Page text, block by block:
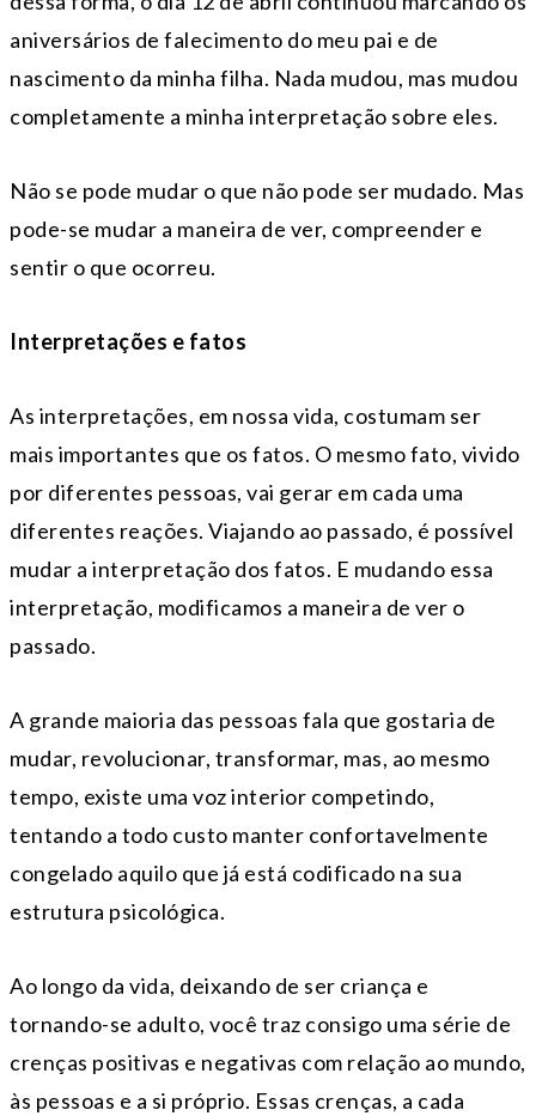
aniversários de falecimento do meu pai e de
nascimento da minha filha. Nada mudou, mas mudou
com­ple­tamente a minha interpretação sobre eles.
Não se pode mudar o que não pode ser mudado. Mas
pode-se mudar a maneira de ver, compreender e
sentir o que ocorreu.
Interpretações e fatos
As interpretações, em nossa vida, costumam ser
mais importantes que os fatos. O mesmo fato, vivido
por diferentes pessoas, vai gerar em cada uma
diferentes reações. Viajando ao passado, é possível
mudar a interpretação dos fatos. E mudando essa
interpretação, modificamos a maneira de ver o
passado.
A grande maioria das pessoas fala que gostaria de
mudar, revolucionar, transformar, mas, ao mesmo
tempo, existe uma voz interior competindo,
tentando a todo custo manter confortavelmente
congelado aquilo que já está codificado na sua
estrutura psicológica.
Ao longo da vida, deixando de ser criança e
tornando-se adulto, você traz consigo uma série de
crenças positivas e negativas com relação ao mundo,
às pessoas e a si próprio. Essas crenças, a cada